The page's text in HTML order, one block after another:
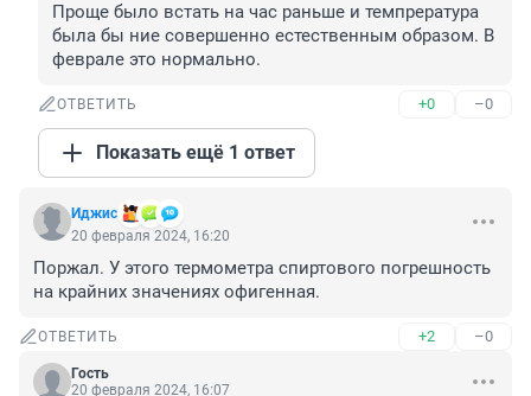
Проще было встать на час раньше и темпрература
была бы ние совершенно естественным образом. В
феврале это нормально.
ОТВЕТИТЬ +0 –0
Показать ещё 1 ответ
Иджис
20 февраля 2024, 16:20
Поржал. У этого термометра спиртового погрешность
на крайних значениях офигенная.
ОТВЕТИТЬ +2 –0
Гость
20 февраля 2024, 16:07